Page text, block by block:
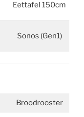
Eettafel 150cm
Sonos (Gen1)
Broodrooster